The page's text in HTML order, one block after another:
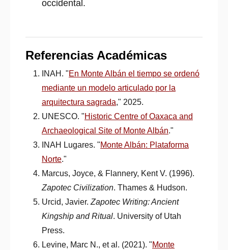
occidental.
Referencias Académicas
INAH. "En Monte Albán el tiempo se ordenó
mediante un modelo articulado por la
arquitectura sagrada," 2025.
UNESCO. "Historic Centre of Oaxaca and
Archaeological Site of Monte Albán."
INAH Lugares. "Monte Albán: Plataforma
Norte."
Marcus, Joyce, & Flannery, Kent V. (1996).
Zapotec Civilization. Thames & Hudson.
Urcid, Javier. Zapotec Writing: Ancient
Kingship and Ritual. University of Utah
Press.
Levine, Marc N., et al. (2021). "Monte